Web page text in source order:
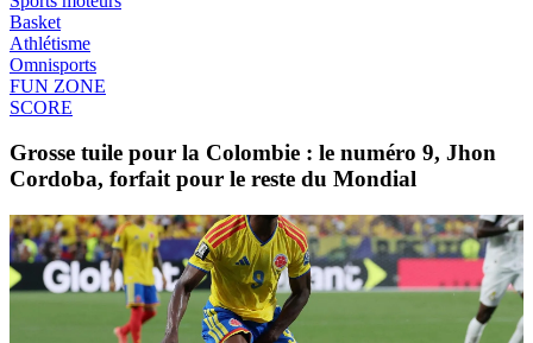
Basket
Athlétisme
Omnisports
FUN ZONE
SCORE
Grosse tuile pour la Colombie : le numéro 9, Jhon
Cordoba, forfait pour le reste du Mondial